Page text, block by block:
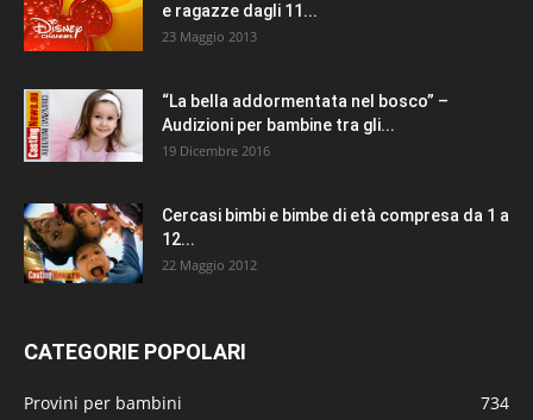
e ragazze dagli 11...
23 Maggio 2013
“La bella addormentata nel bosco” –
Audizioni per bambine tra gli...
19 Dicembre 2016
Cercasi bimbi e bimbe di età compresa da 1 a
12...
22 Maggio 2012
CATEGORIE POPOLARI
Provini per bambini
734